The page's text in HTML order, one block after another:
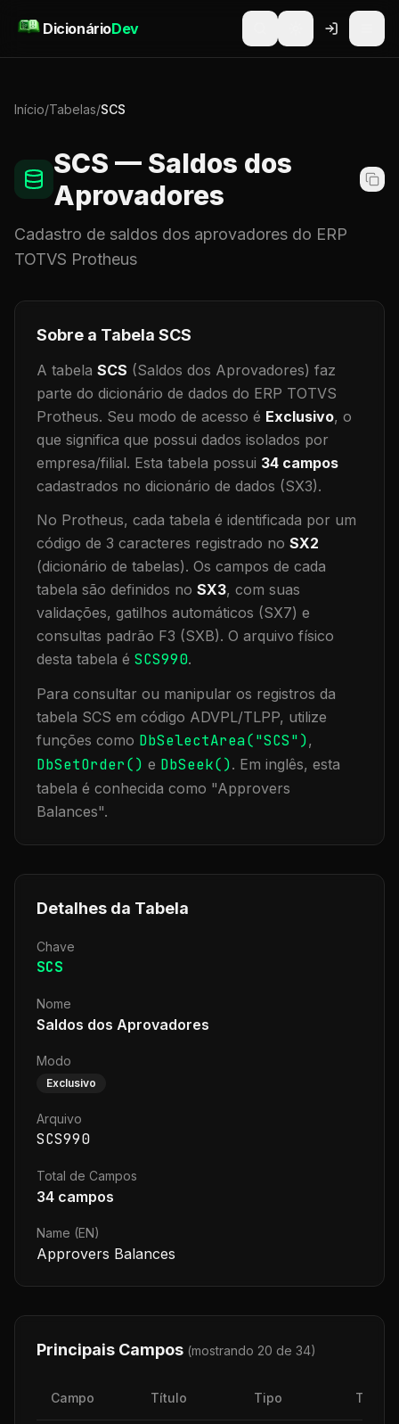
DicionárioDev
Início/Tabelas/SCS
SCS — Saldos dos
Aprovadores
Cadastro de saldos dos aprovadores do ERP
TOTVS Protheus
Sobre a Tabela SCS
A tabela SCS (Saldos dos Aprovadores) faz
parte do dicionário de dados do ERP TOTVS
Protheus. Seu modo de acesso é Exclusivo, o
que significa que possui dados isolados por
empresa/filial. Esta tabela possui 34 campos
cadastrados no dicionário de dados (SX3).
No Protheus, cada tabela é identificada por um
código de 3 caracteres registrado no SX2
(dicionário de tabelas). Os campos de cada
tabela são definidos no SX3, com suas
validações, gatilhos automáticos (SX7) e
consultas padrão F3 (SXB). O arquivo físico
desta tabela é SCS990.
Para consultar ou manipular os registros da
tabela SCS em código ADVPL/TLPP, utilize
funções como DbSelectArea("SCS"),
DbSetOrder() e DbSeek(). Em inglês, esta
tabela é conhecida como "Approvers
Balances".
Detalhes da Tabela
Chave
SCS
Nome
Saldos dos Aprovadores
Modo
Exclusivo
Arquivo
SCS990
Total de Campos
34 campos
Name (EN)
Approvers Balances
Principais Campos (mostrando 20 de 34)
Campo Título Tipo